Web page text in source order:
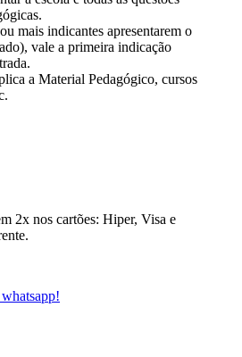
mais indicantes apresentarem o
vale a primeira indicação
a Material Pedagógico, cursos
2x nos cartões: Hiper, Visa e